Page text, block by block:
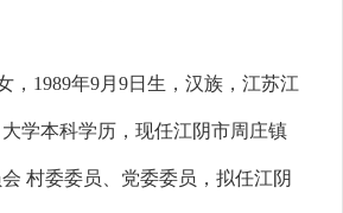
， 1989年9月9日生，汉族，江苏江
学本科学历，现任江阴市周庄镇
村委委员、党委委员，拟任江阴